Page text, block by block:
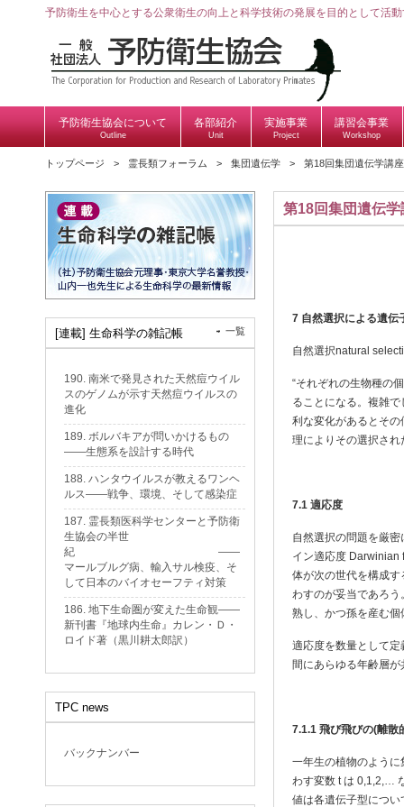
予防衛生を中心とする公衆衛生の向上と科学技術の発展を目的として活
予防衛生協会について
Outline
各部紹介
Unit
実施事業
Project
講習会事業
Workshop
トップページ 霊長類フォーラム 集団遺伝学 第18回集団遺伝学講座
第18回集団遺伝学
7 自然選択による遺伝
自然選択natural
“それぞれの生物種の
ることになる。複雑
利な変化があるとそ
理によりその選択さ
7.1 適応度
自然選択の問題を厳
イン適応度 Darwinian
体が次の世代を構成
わすのが妥当であろ
熟し、かつ孫を産む個
適応度を数量として
間にあらゆる年齢層
7.1.1 飛び飛びの(離散
一年生の植物のよう
わす変数 t は 0,1,2,…
値は各遺伝子型につ
[連載] 生命科学の雑記帳 一覧
190. 南米で発見された天然痘ウイル
スのゲノムが示す天然痘ウイルスの
進化
189. ボルバキアが問いかけるもの
——生態系を設計する時代
188. ハンタウイルスが教えるワンヘ
ルス——戦争、環境、そして感染症
187. 霊長類医科学センターと予防衛
生協会の半世
紀 ——
マールブルグ病、輸入サル検疫、そ
して日本のバイオセーフティ対策
186. 地下生命圏が変えた生命観——
新刊書『地球内生命』カレン・Ｄ・
ロイド著（黒川耕太郎訳）
TPC news
バックナンバー